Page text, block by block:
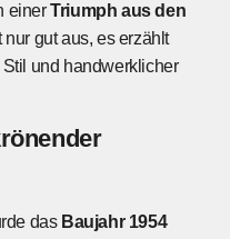
einerTriumph aus den
gut aus, es erzählt
und handwerklicher
das Baujahr 1954